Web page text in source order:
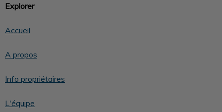
Explorer
Accueil
A propos
Info propriétaires
L'équipe